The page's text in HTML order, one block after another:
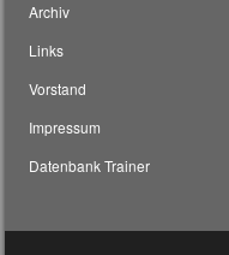
Archiv
Links
Vorstand
Impressum
Datenbank Trainer